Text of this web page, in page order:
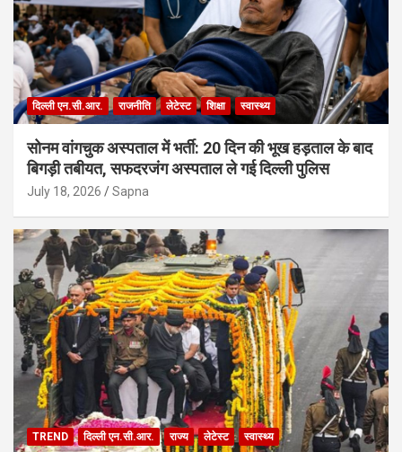
दिल्ली एन.सी.आर. राजनीति लेटेस्ट शिक्षा स्वास्थ्य
सोनम वांगचुक अस्पताल में भर्ती: 20 दिन की भूख हड़ताल के बाद
बिगड़ी तबीयत, सफदरजंग अस्पताल ले गई दिल्ली पुलिस
July 18, 2026 Sapna
TREND दिल्ली एन.सी.आर. राज्य लेटेस्ट स्वास्थ्य